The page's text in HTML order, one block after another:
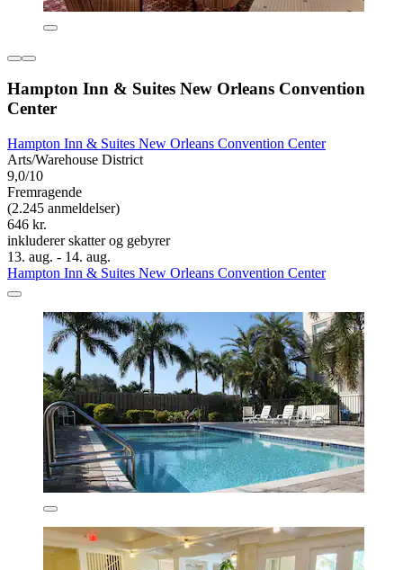
Hampton Inn & Suites New Orleans Convention
Center
Hampton Inn & Suites New Orleans Convention Center
Arts/Warehouse District
9,0/10
Fremragende
(2.245 anmeldelser)
646 kr.
inkluderer skatter og gebyrer
13. aug. - 14. aug.
Hampton Inn & Suites New Orleans Convention Center